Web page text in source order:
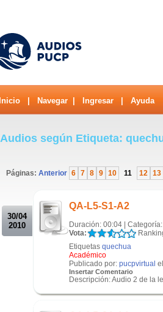
Inicio Navegar Ingresar Ayuda
Audios según Etiqueta:
Páginas: Anterior 6 7 8 9 10 11 12 13
30/04
2010
QA-L5-S1-A2
Duración: 00:04 | Categoría:
Vota:
Etiquetas quechua
Académico
Publicado por: pucpvirtual
Insertar Comentario
Descripción: Audio 2 de la